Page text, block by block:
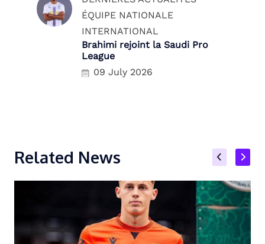
ÉQUIPE NATIONALE
INTERNATIONAL
Brahimi rejoint la Saudi Pro
League
09 July 2026
Related News